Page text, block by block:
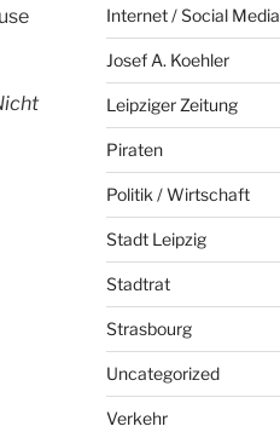
Internet / Social Media
Josef A. Koehler
Leipziger Zeitung
Piraten
Politik / Wirtschaft
Stadt Leipzig
Stadtrat
Strasbourg
Uncategorized
Verkehr